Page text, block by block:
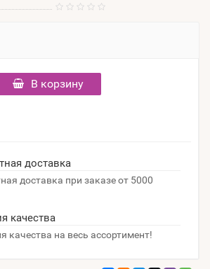
В корзину
доставка
доставка при заказе от 5000
качества
качества на весь ассортимент!